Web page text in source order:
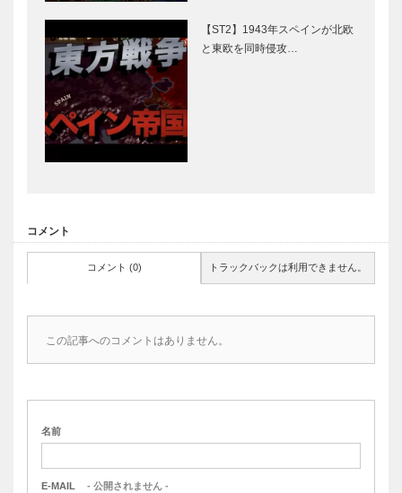
【ST2】1943年スペインが北欧
と東欧を同時侵攻…
コメント
コメント (0) トラックバックは利用できません。
この記事へのコメントはありません。
名前
E-MAIL - 公開されません -